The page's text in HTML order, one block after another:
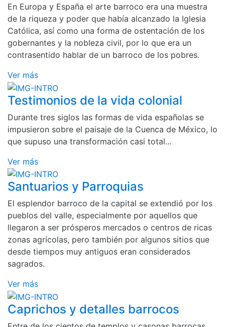
En Europa y España el arte barroco era una muestra
de la riqueza y poder que había alcanzado la Iglesia
Católica, así como una forma de ostentación de los
gobernantes y la nobleza civil, por lo que era un
contrasentido hablar de un barroco de los pobres.
Ver más
Testimonios de la vida colonial
Durante tres siglos las formas de vida españolas se
impusieron sobre el paisaje de la Cuenca de México, lo
que supuso una transformación casi total...
Ver más
Santuarios y Parroquias
El esplendor barroco de la capital se extendió por los
pueblos del valle, especialmente por aquellos que
llegaron a ser prósperos mercados o centros de ricas
zonas agrícolas, pero también por algunos sitios que
desde tiempos muy antiguos eran considerados
sagrados.
Ver más
Caprichos y detalles barrocos